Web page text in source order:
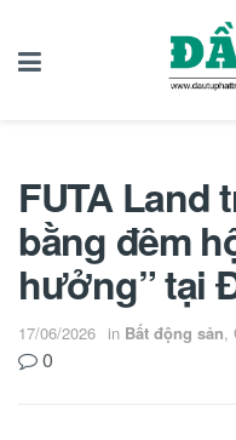
FUTA Land
bằng đêm
hưởng” tại
17/06/2026 in Bất động sản,
0